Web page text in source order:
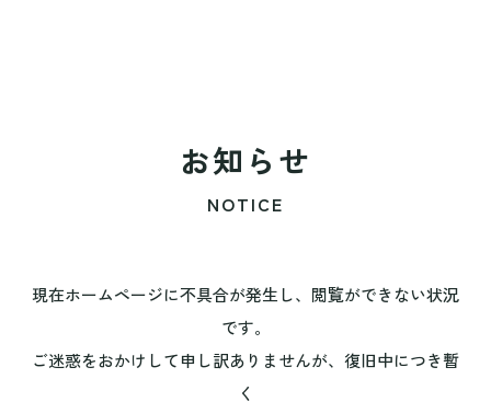
お知らせ
NOTICE
現在ホームページに不具合が発生し、閲覧ができない状況
です。
ご迷惑をおかけして申し訳ありませんが、復旧中につき暫
く